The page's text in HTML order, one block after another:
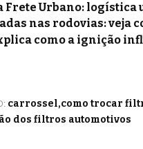
Frete Urbano:
nas rodovias: veja
como a ignição
carrossel como trocar
dos filtros automotivos